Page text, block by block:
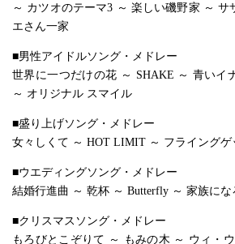
～ カツオのテーマ3 ～ 楽しい磯野家 ～
エさん一家
■男性アイドルソング・メドレー
世界に一つだけの花 ～ SHAKE ～ 青いイ
～ オリジナル スマイル
■盛り上げソング・メドレー
女々しくて ～ HOT LIMIT ～ フライングゲ
■ウエディングソング・メドレー
結婚行進曲 ～ 乾杯 ～ Butterfly ～ 家族にな
■クリスマスソング・メドレー
もろびとこぞりて ～ もみの木 ～ ウィ・